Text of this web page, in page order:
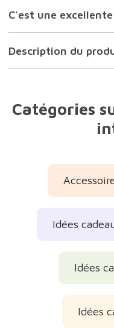
C'est une
Description du
Catégories
Idées
Idées
Idées